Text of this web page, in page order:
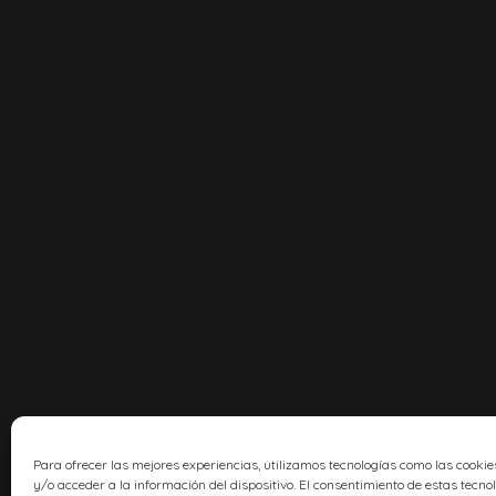
Para ofrecer las mejores experiencias, utilizamos tecnologías como las
y/o acceder a la información del dispositivo. El consentimiento de estas